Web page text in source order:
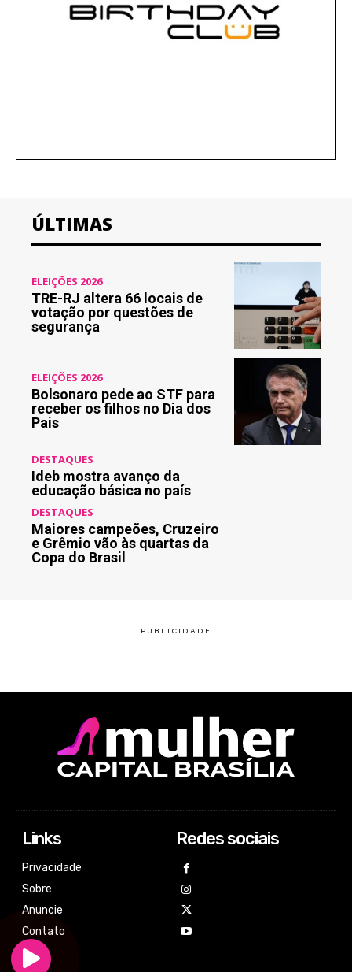
ÚLTIMAS
ELEIÇÕES 2026
TRE-RJ altera 66 locais de
votação por questões de
segurança
ELEIÇÕES 2026
Bolsonaro pede ao STF para
receber os filhos no Dia dos
Pais
DESTAQUES
Ideb mostra avanço da
educação básica no país
DESTAQUES
Maiores campeões, Cruzeiro
e Grêmio vão às quartas da
Copa do Brasil
Links
Privacidade
Sobre
Anuncie
Contato
Redes sociais